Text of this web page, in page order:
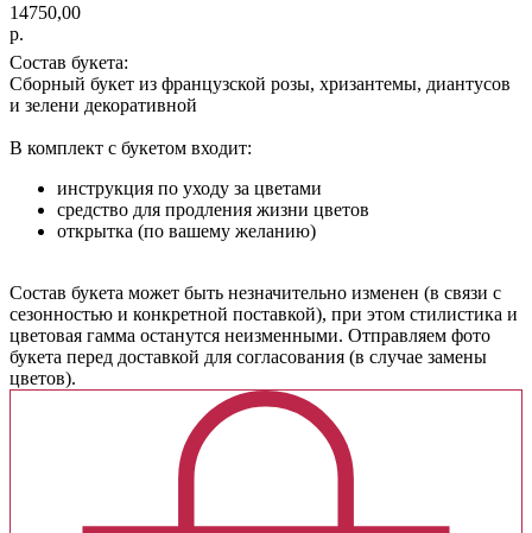
14750,00
р.
Состав букета:
Сборный букет из французской розы, хризантемы, диантусов
и зелени декоративной
В комплект с букетом входит:
инструкция по уходу за цветами
средство для продления жизни цветов
открытка (по вашему желанию)
Cостав букета может быть незначительно изменен (в связи с
сезонностью и конкретной поставкой), при этом стилистика и
цветовая гамма останутся неизменными. Отправляем фото
букета перед доставкой для согласования (в случае замены
цветов).